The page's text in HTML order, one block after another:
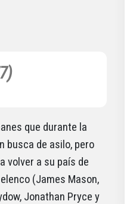
que durante la
busca de asilo, pero
volver a su país de
(James Mason,
Jonathan Pryce y